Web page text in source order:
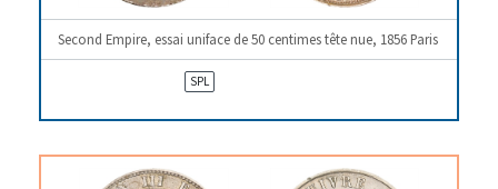
Second Empire, essai uniface de 50 centimes tête nue, 1856 Paris
SPL